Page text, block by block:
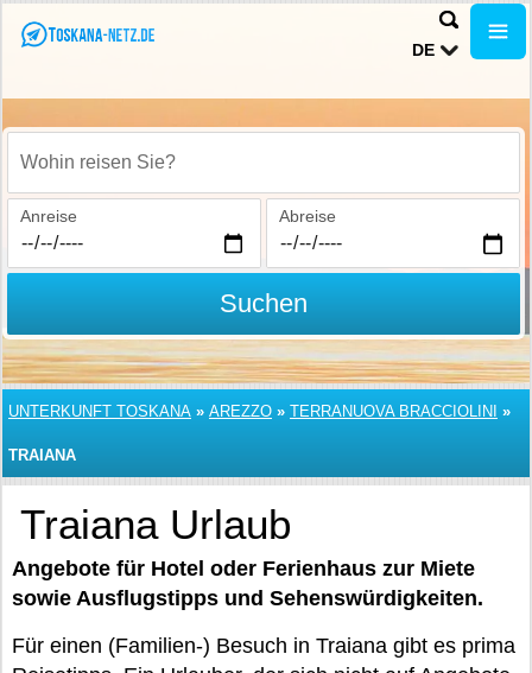
DE
Wohin reisen Sie?
Anreise Abreise
Suchen
UNTERKUNFT TOSKANA » AREZZO » TERRANUOVA BRACCIOLINI »
TRAIANA
Traiana Urlaub
Angebote für Hotel oder Ferienhaus zur Miete
sowie Ausflugstipps und Sehenswürdigkeiten.
Für einen (Familien-) Besuch in Traiana gibt es prima